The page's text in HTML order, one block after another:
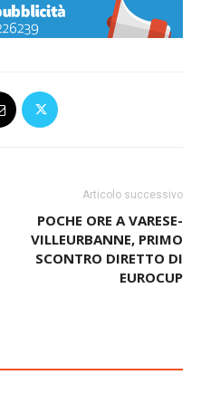
Articolo successivo
POCHE ORE A VARESE-
VILLEURBANNE, PRIMO
SCONTRO DIRETTO DI
EUROCUP